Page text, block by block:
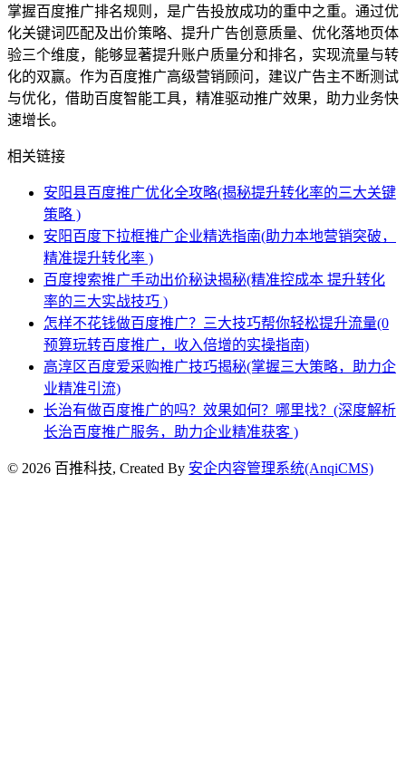
掌握百度推广排名规则，是广告投放成功的重中之重。通过优
化关键词匹配及出价策略、提升广告创意质量、优化落地页体
验三个维度，能够显著提升账户质量分和排名，实现流量与转
化的双赢。作为百度推广高级营销顾问，建议广告主不断测试
与优化，借助百度智能工具，精准驱动推广效果，助力业务快
速增长。
相关链接
安阳县百度推广优化全攻略(揭秘提升转化率的三大关键
策略 )
安阳百度下拉框推广企业精选指南(助力本地营销突破，
精准提升转化率 )
百度搜索推广手动出价秘诀揭秘(精准控成本 提升转化
率的三大实战技巧 )
怎样不花钱做百度推广？三大技巧帮你轻松提升流量(0
预算玩转百度推广，收入倍增的实操指南)
高淳区百度爱采购推广技巧揭秘(掌握三大策略，助力企
业精准引流)
长治有做百度推广的吗？效果如何？哪里找？(深度解析
长治百度推广服务，助力企业精准获客 )
© 2026 百推科技, Created By 安企内容管理系统(AnqiCMS)